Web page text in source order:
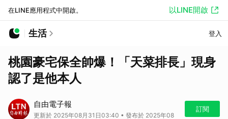
在LINE應用程式中開啟。 以LINE開啟
生活 登入
桃園豪宅保全帥爆！「天菜排長」現身
認了是他本人
自由電子報
更新於 2025年08月31日03:40 • 發布於 2025年08
訂閱